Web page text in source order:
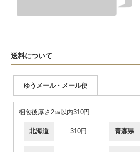
送料について
ゆうメール・メール便
梱包後厚さ2㎝以内310円
北海道 310円 青森県